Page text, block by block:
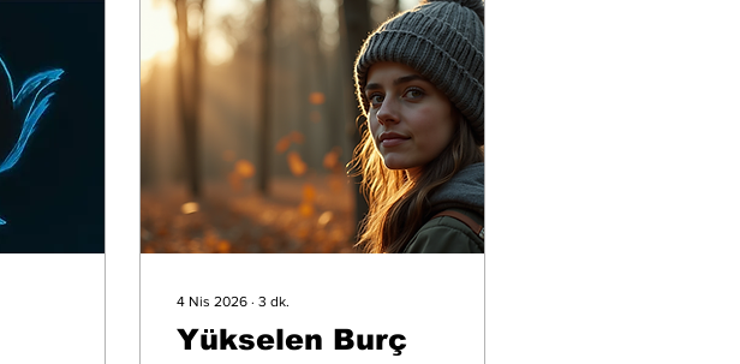
4 Nis 2026 ∙ 3 dk.
Yükselen Burç